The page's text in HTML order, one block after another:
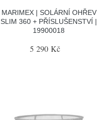
MARIMEX | SOLÁRNÍ OHŘEV
SLIM 360 + PŘÍSLUŠENSTVÍ |
19900018
5 290 Kč